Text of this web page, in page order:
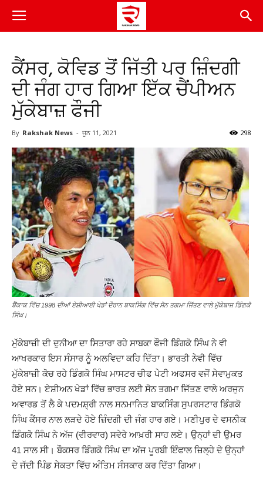
ਕੈਂਸਰ, ਕੋਵਿਡ ਤੋਂ ਜਿੱਤੀ ਪਰ ਜ਼ਿੰਦਗੀ
ਦੀ ਜੰਗ ਹਾਰ ਗਿਆ ਇੱਕ ਚੈਂਪੀਅਨ
ਮੁੱਕੇਬਾਜ਼ ਫੌਜੀ
By Rakshak News - ਜੂਨ 11, 2021 298
ਬੈਂਕਾਕ ਵਿੱਚ 1998 ਦੀਆਂ ਏਸ਼ੀਆਈ ਖੇਡਾਂ ਦੌਰਾਨ ਬਾਕਸਿੰਗ ਵਿੱਚ ਸੋਨ ਤਗਮਾ ਜਿੱਤਣ ਵਾਲੇ ਮੁੱਕੇਬਾਜ਼ ਡਿੰਗਕੋ
ਸਿੰਘ।
ਮੁੱਕੇਬਾਜ਼ੀ ਦੀ ਦੁਨੀਆ ਦਾ ਸਿਤਾਰਾ ਰਹੇ ਸਾਬਕਾ ਫੌਜੀ ਡਿੰਗਕੋ ਸਿੰਘ ਨੇ ਵੀ
ਆਖਰਕਾਰ ਇਸ ਸੰਸਾਰ ਨੂੰ ਅਲਵਿਦਾ ਕਹਿ ਦਿੱਤਾ। ਭਾਰਤੀ ਨੇਵੀ ਵਿੱਚ
ਮੁੱਕੇਬਾਜ਼ੀ ਕੋਚ ਰਹੇ ਡਿੰਗਕੋ ਸਿੰਘ ਮਾਸਟਰ ਚੀਫ ਪੇਟੀ ਅਫਸਰ ਵਜੋਂ ਸੇਵਾਮੁਕਤ
ਹੋਏ ਸਨ। ਏਸ਼ੀਅਨ ਖੇਡਾਂ ਵਿੱਚ ਭਾਰਤ ਲਈ ਸੋਨ ਤਗਮਾ ਜਿੱਤਣ ਵਾਲੇ ਅਰਜੁਨ
ਅਵਾਰਡ ਤੋਂ ਲੈ ਕੇ ਪਦਮਸ਼੍ਰੀ ਨਾਲ ਸਨਮਾਨਿਤ ਬਾਕਸਿੰਗ ਸੁਪਰਸਟਾਰ ਡਿੰਗਕੋ
ਸਿੰਘ ਕੈਂਸਰ ਨਾਲ ਲੜਦੇ ਹੋਏ ਜ਼ਿੰਦਗੀ ਦੀ ਜੰਗ ਹਾਰ ਗਏ। ਮਣੀਪੁਰ ਦੇ ਵਸਨੀਕ
ਡਿੰਗਕੋ ਸਿੰਘ ਨੇ ਅੱਜ (ਵੀਰਵਾਰ) ਸਵੇਰੇ ਆਖ਼ਰੀ ਸਾਹ ਲਏ। ਉਨ੍ਹਾਂ ਦੀ ਉਮਰ
41 ਸਾਲ ਸੀ। ਬੌਕਸਰ ਡਿੰਗਕੋ ਸਿੰਘ ਦਾ ਅੱਜ ਪੂਰਬੀ ਇੰਫਾਲ ਜ਼ਿਲ੍ਹੇ ਦੇ ਉਨ੍ਹਾਂ
ਦੇ ਜੱਦੀ ਪਿੰਡ ਸੇਕਤਾ ਵਿੱਚ ਅੰਤਿਮ ਸੰਸਕਾਰ ਕਰ ਦਿੱਤਾ ਗਿਆ।